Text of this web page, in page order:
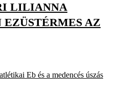
LILIANNA
EZÜSTÉRMES AZ
Eb és a medencés úszás